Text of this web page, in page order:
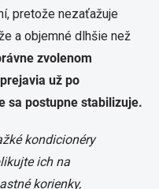
pretože nezaťažuje
a objemné dlhšie než
zvolenom
už po
sa postupne stabilizuje.
kondicionéry
ich na
korienky,